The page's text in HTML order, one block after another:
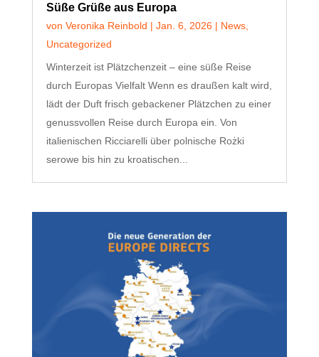
Süße Grüße aus Europa
von Veronika Reinbold | Jan. 6, 2026| News,
Uncategorized
Winterzeit ist Plätzchenzeit – eine süße Reise
durch Europas Vielfalt Wenn es draußen kalt wird,
lädt der Duft frisch gebackener Plätzchen zu einer
genussvollen Reise durch Europa ein. Von
italienischen Ricciarelli über polnische Rożki
serowe bis hin zu kroatischen...